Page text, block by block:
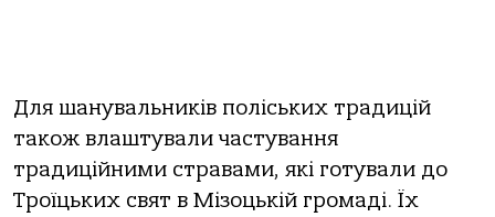
Для шанувальників поліських традицій
також влаштували частування
традиційними стравами, які готували до
Троїцьких свят в Мізоцькій громаді. Їх